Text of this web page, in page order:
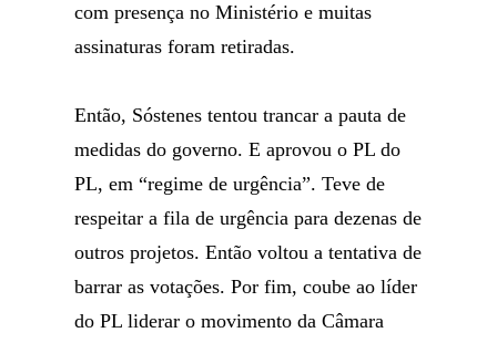
com presença no Ministério e muitas
assinaturas foram retiradas.
Então, Sóstenes tentou trancar a pauta de
medidas do governo. E aprovou o PL do
PL, em “regime de urgência”. Teve de
respeitar a fila de urgência para dezenas de
outros projetos. Então voltou a tentativa de
barrar as votações. Por fim, coube ao líder
do PL liderar o movimento da Câmara